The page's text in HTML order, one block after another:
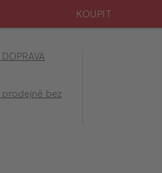
KOUPIT
prodejně bez